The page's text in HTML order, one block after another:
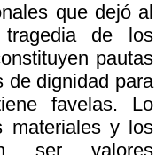
que dejó al
tragedia de los
pautas
de dignidad para
favelas. Lo
materiales y los
ser valores